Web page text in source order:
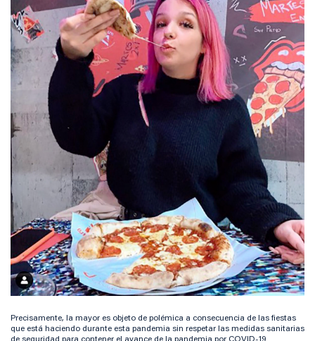
Precisamente, la mayor es objeto de polémica a consecuencia de las fiestas
que está haciendo durante esta pandemia sin respetar las medidas sanitarias